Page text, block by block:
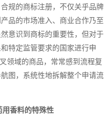
的商标注册，不仅关乎品牌
品的市场准入、商业合作乃至
意识到商标的重要性，但对于
特定监管要求的国家进行申
领域的商品，常常感到流程复
图，系统性地拆解整个申请流
香料的特殊性